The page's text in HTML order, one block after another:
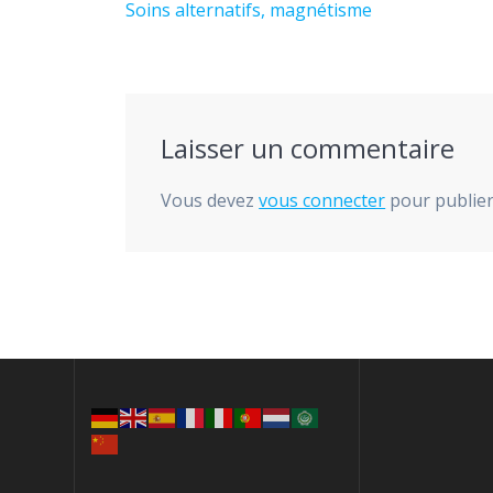
de
Article
Soins alternatifs, magnétisme
Laisser un commentaire
Vous devezvous connecter pour